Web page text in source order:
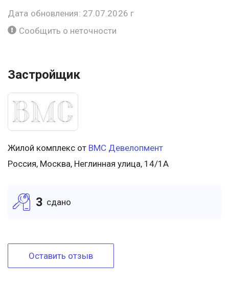
Дата обновления: 27.07.2026 г
Сообщить о неточности
Застройщик
Жилой комплекс от ВМС Девелопмент
Россия, Москва, Неглинная улица, 14/1А
3 cдано
Оставить отзыв